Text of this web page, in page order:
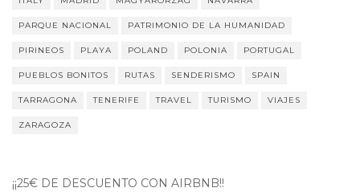
PARQUE NACIONAL PATRIMONIO DE LA HUMANIDAD
PIRINEOS PLAYA POLAND POLONIA PORTUGAL
PUEBLOS BONITOS RUTAS SENDERISMO SPAIN
TARRAGONA TENERIFE TRAVEL TURISMO VIAJES
ZARAGOZA
¡¡25€ DE DESCUENTO CON AIRBNB!!